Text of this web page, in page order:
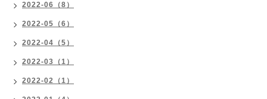
2022-06（8）
2022-05（6）
2022-04（5）
2022-03（1）
2022-02（1）